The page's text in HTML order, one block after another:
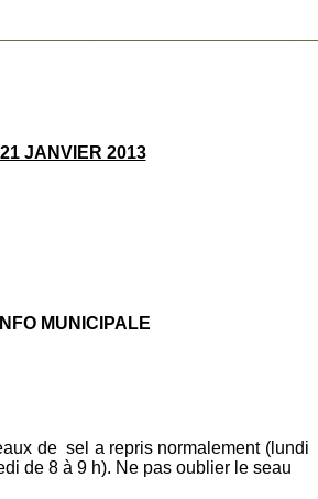
21 JANVIER 2013
INFO MUNICIPALE
de sel a repris normalement (lundi
de 8 à 9 h). Ne pas oublier le seau